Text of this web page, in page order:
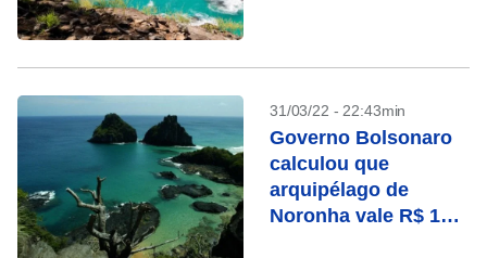
31/03/22 - 22:43min
Governo Bolsonaro
calculou que
arquipélago de
Noronha vale R$ 10